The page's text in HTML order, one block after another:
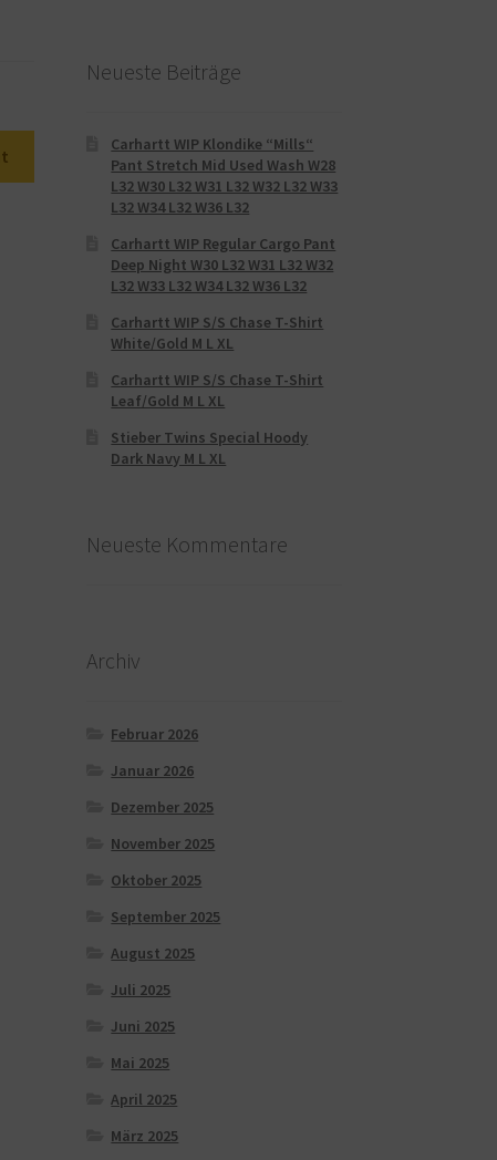
Neueste Beiträge
Carhartt WIP Klondike “Mills“
Pant Stretch Mid Used Wash W28
L32 W30 L32 W31 L32 W32 L32 W33
L32 W34 L32 W36 L32
Carhartt WIP Regular Cargo Pant
Deep Night W30 L32 W31 L32 W32
L32 W33 L32 W34 L32 W36 L32
Carhartt WIP S/S Chase T-Shirt
White/Gold M L XL
Carhartt WIP S/S Chase T-Shirt
Leaf/Gold M L XL
Stieber Twins Special Hoody
Dark Navy M L XL
Neueste Kommentare
Archiv
Februar 2026
Januar 2026
Dezember 2025
November 2025
Oktober 2025
September 2025
August 2025
Juli 2025
Juni 2025
Mai 2025
April 2025
März 2025